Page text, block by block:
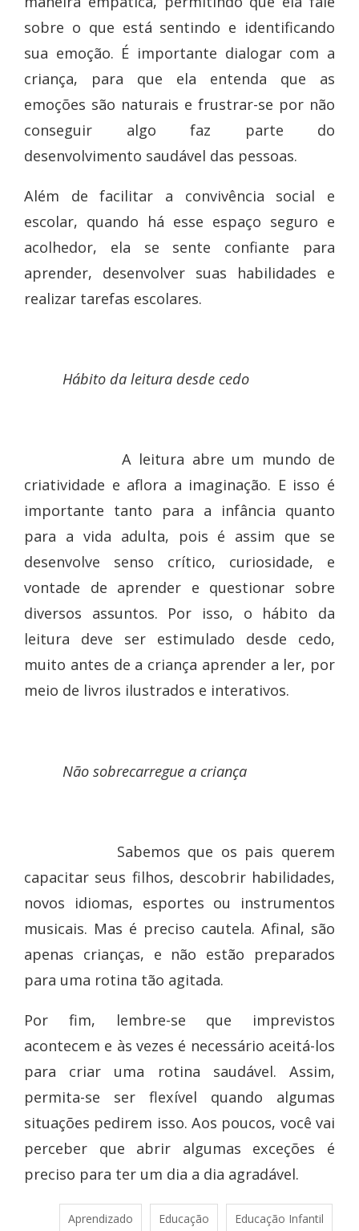
sobre o que está sentindo e identificando
sua emoção. É importante dialogar com a
criança, para que ela entenda que as
emoções são naturais e frustrar-se por não
conseguir algo faz parte do
desenvolvimento saudável das pessoas.
Além de facilitar a convivência social e
escolar, quando há esse espaço seguro e
acolhedor, ela se sente confiante para
aprender, desenvolver suas habilidades e
realizar tarefas escolares.
Hábito da leitura desde cedo
A leitura abre um mundo de
criatividade e aflora a imaginação. E isso é
importante tanto para a infância quanto
para a vida adulta, pois é assim que se
desenvolve senso crítico, curiosidade, e
vontade de aprender e questionar sobre
diversos assuntos. Por isso, o hábito da
leitura deve ser estimulado desde cedo,
muito antes de a criança aprender a ler, por
meio de livros ilustrados e interativos.
Não sobrecarregue a criança
Sabemos que os pais querem
capacitar seus filhos, descobrir habilidades,
novos idiomas, esportes ou instrumentos
musicais. Mas é preciso cautela. Afinal, são
apenas crianças, e não estão preparados
para uma rotina tão agitada.
Por fim, lembre-se que imprevistos
acontecem e às vezes é necessário aceitá-los
para criar uma rotina saudável. Assim,
permita-se ser flexível quando algumas
situações pedirem isso. Aos poucos, você vai
perceber que abrir algumas exceções é
preciso para ter um dia a dia agradável.
Aprendizado Educação Educação Infantil